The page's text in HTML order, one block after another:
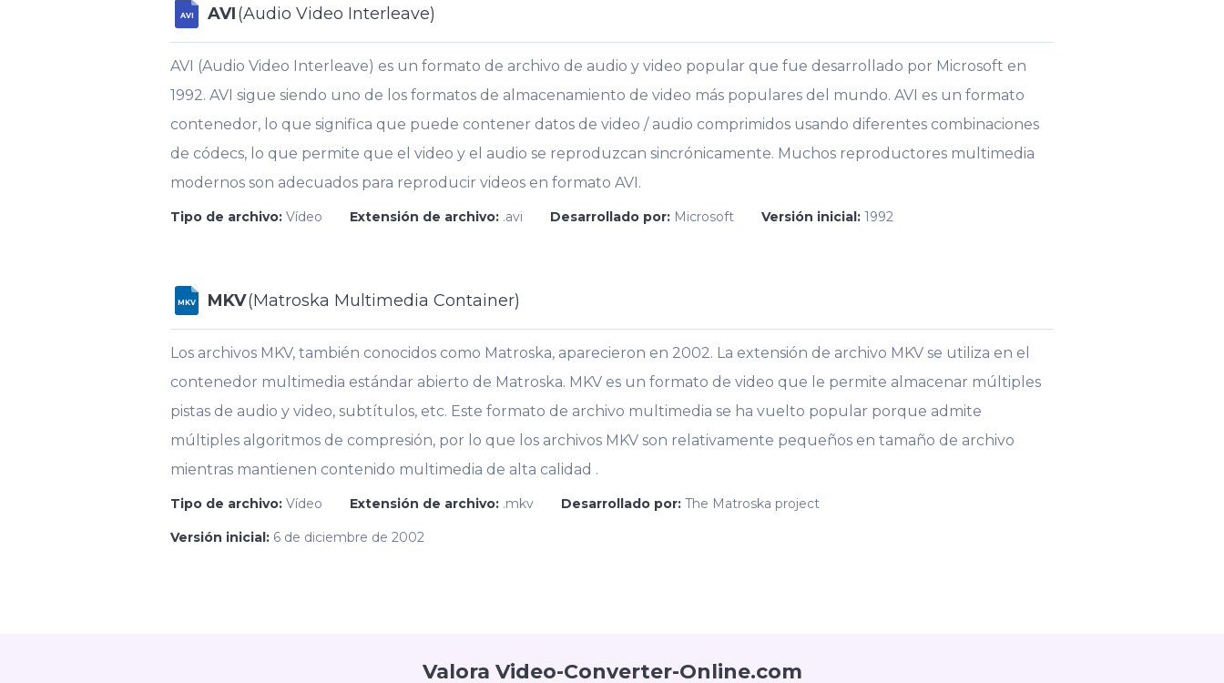
AVI AVI(Audio Video Interleave)
AVI (Audio Video Interleave) es un formato de archivo de audio y video popular que fue desarrollado por Microsoft en
1992. AVI sigue siendo uno de los formatos de almacenamiento de video más populares del mundo. AVI es un formato
contenedor, lo que significa que puede contener datos de video / audio comprimidos usando diferentes combinaciones
de códecs, lo que permite que el video y el audio se reproduzcan sincrónicamente. Muchos reproductores multimedia
modernos son adecuados para reproducir videos en formato AVI.
Tipo de archivo: Vídeo Extensión de archivo: .avi Desarrollado por: Microsoft Versión inicial: 1992
MKV MKV(Matroska Multimedia Container)
Los archivos MKV, también conocidos como Matroska, aparecieron en 2002. La extensión de archivo MKV se utiliza en el
contenedor multimedia estándar abierto de Matroska. MKV es un formato de video que le permite almacenar múltiples
pistas de audio y video, subtítulos, etc. Este formato de archivo multimedia se ha vuelto popular porque admite
múltiples algoritmos de compresión, por lo que los archivos MKV son relativamente pequeños en tamaño de archivo
mientras mantienen contenido multimedia de alta calidad .
Tipo de archivo: Vídeo Extensión de archivo: .mkv Desarrollado por: The Matroska project
Versión inicial: 6 de diciembre de 2002
Valora Video-Converter-Online.com